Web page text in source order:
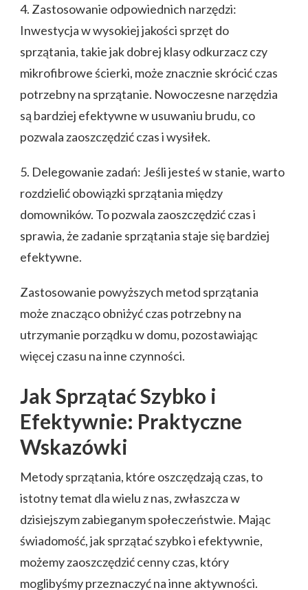
4. Zastosowanie odpowiednich narzędzi:
Inwestycja w wysokiej jakości sprzęt do
sprzątania, takie jak dobrej klasy odkurzacz czy
mikrofibrowe ścierki, może znacznie skrócić czas
potrzebny na sprzątanie. Nowoczesne narzędzia
są bardziej efektywne w usuwaniu brudu, co
pozwala zaoszczędzić czas i wysiłek.
5. Delegowanie zadań: Jeśli jesteś w stanie, warto
rozdzielić obowiązki sprzątania między
domowników. To pozwala zaoszczędzić czas i
sprawia, że zadanie sprzątania staje się bardziej
efektywne.
Zastosowanie powyższych metod sprzątania
może znacząco obniżyć czas potrzebny na
utrzymanie porządku w domu, pozostawiając
więcej czasu na inne czynności.
Jak Sprzątać Szybko i
Efektywnie: Praktyczne
Wskazówki
Metody sprzątania, które oszczędzają czas, to
istotny temat dla wielu z nas, zwłaszcza w
dzisiejszym zabieganym społeczeństwie. Mając
świadomość, jak sprzątać szybko i efektywnie,
możemy zaoszczędzić cenny czas, który
moglibyśmy przeznaczyć na inne aktywności.